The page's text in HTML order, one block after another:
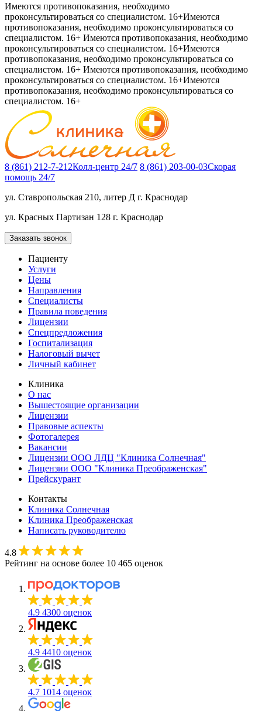
Имеются противопоказания, необходимо
проконсультироваться со специалистом. 16+Имеются
противопоказания, необходимо проконсультироваться со
специалистом. 16+ Имеются противопоказания, необходимо
проконсультироваться со специалистом. 16+Имеются
противопоказания, необходимо проконсультироваться со
специалистом. 16+ Имеются противопоказания, необходимо
проконсультироваться со специалистом. 16+Имеются
противопоказания, необходимо проконсультироваться со
специалистом. 16+
8 (861) 212-7-212Колл-центр 24/7 8 (861) 203-00-03Скорая
помощь 24/7
ул. Ставропольская 210, литер Д г. Краснодар
ул. Красных Партизан 128 г. Краснодар
Заказать звонок
Пациенту
Услуги
Цены
Направления
Специалисты
Правила поведения
Лицензии
Спецпредложения
Госпитализация
Налоговый вычет
Личный кабинет
Клиника
О нас
Вышестоящие организации
Лицензии
Правовые аспекты
Фотогалерея
Вакансии
Лицензии ООО ЛДЦ "Клиника Солнечная"
Лицензии ООО "Клиника Преображенская"
Прейскурант
Контакты
Клиника Солнечная
Клиника Преображенская
Написать руководителю
4.8
Рейтинг на основе более 10 465 оценок
4.9 4300 оценок
4.9 4410 оценок
4.7 1014 оценок